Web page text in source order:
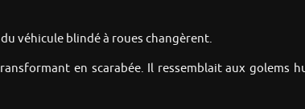
véhicule blindé à roues changèrent.
en scarabée. Il ressemblait aux golems